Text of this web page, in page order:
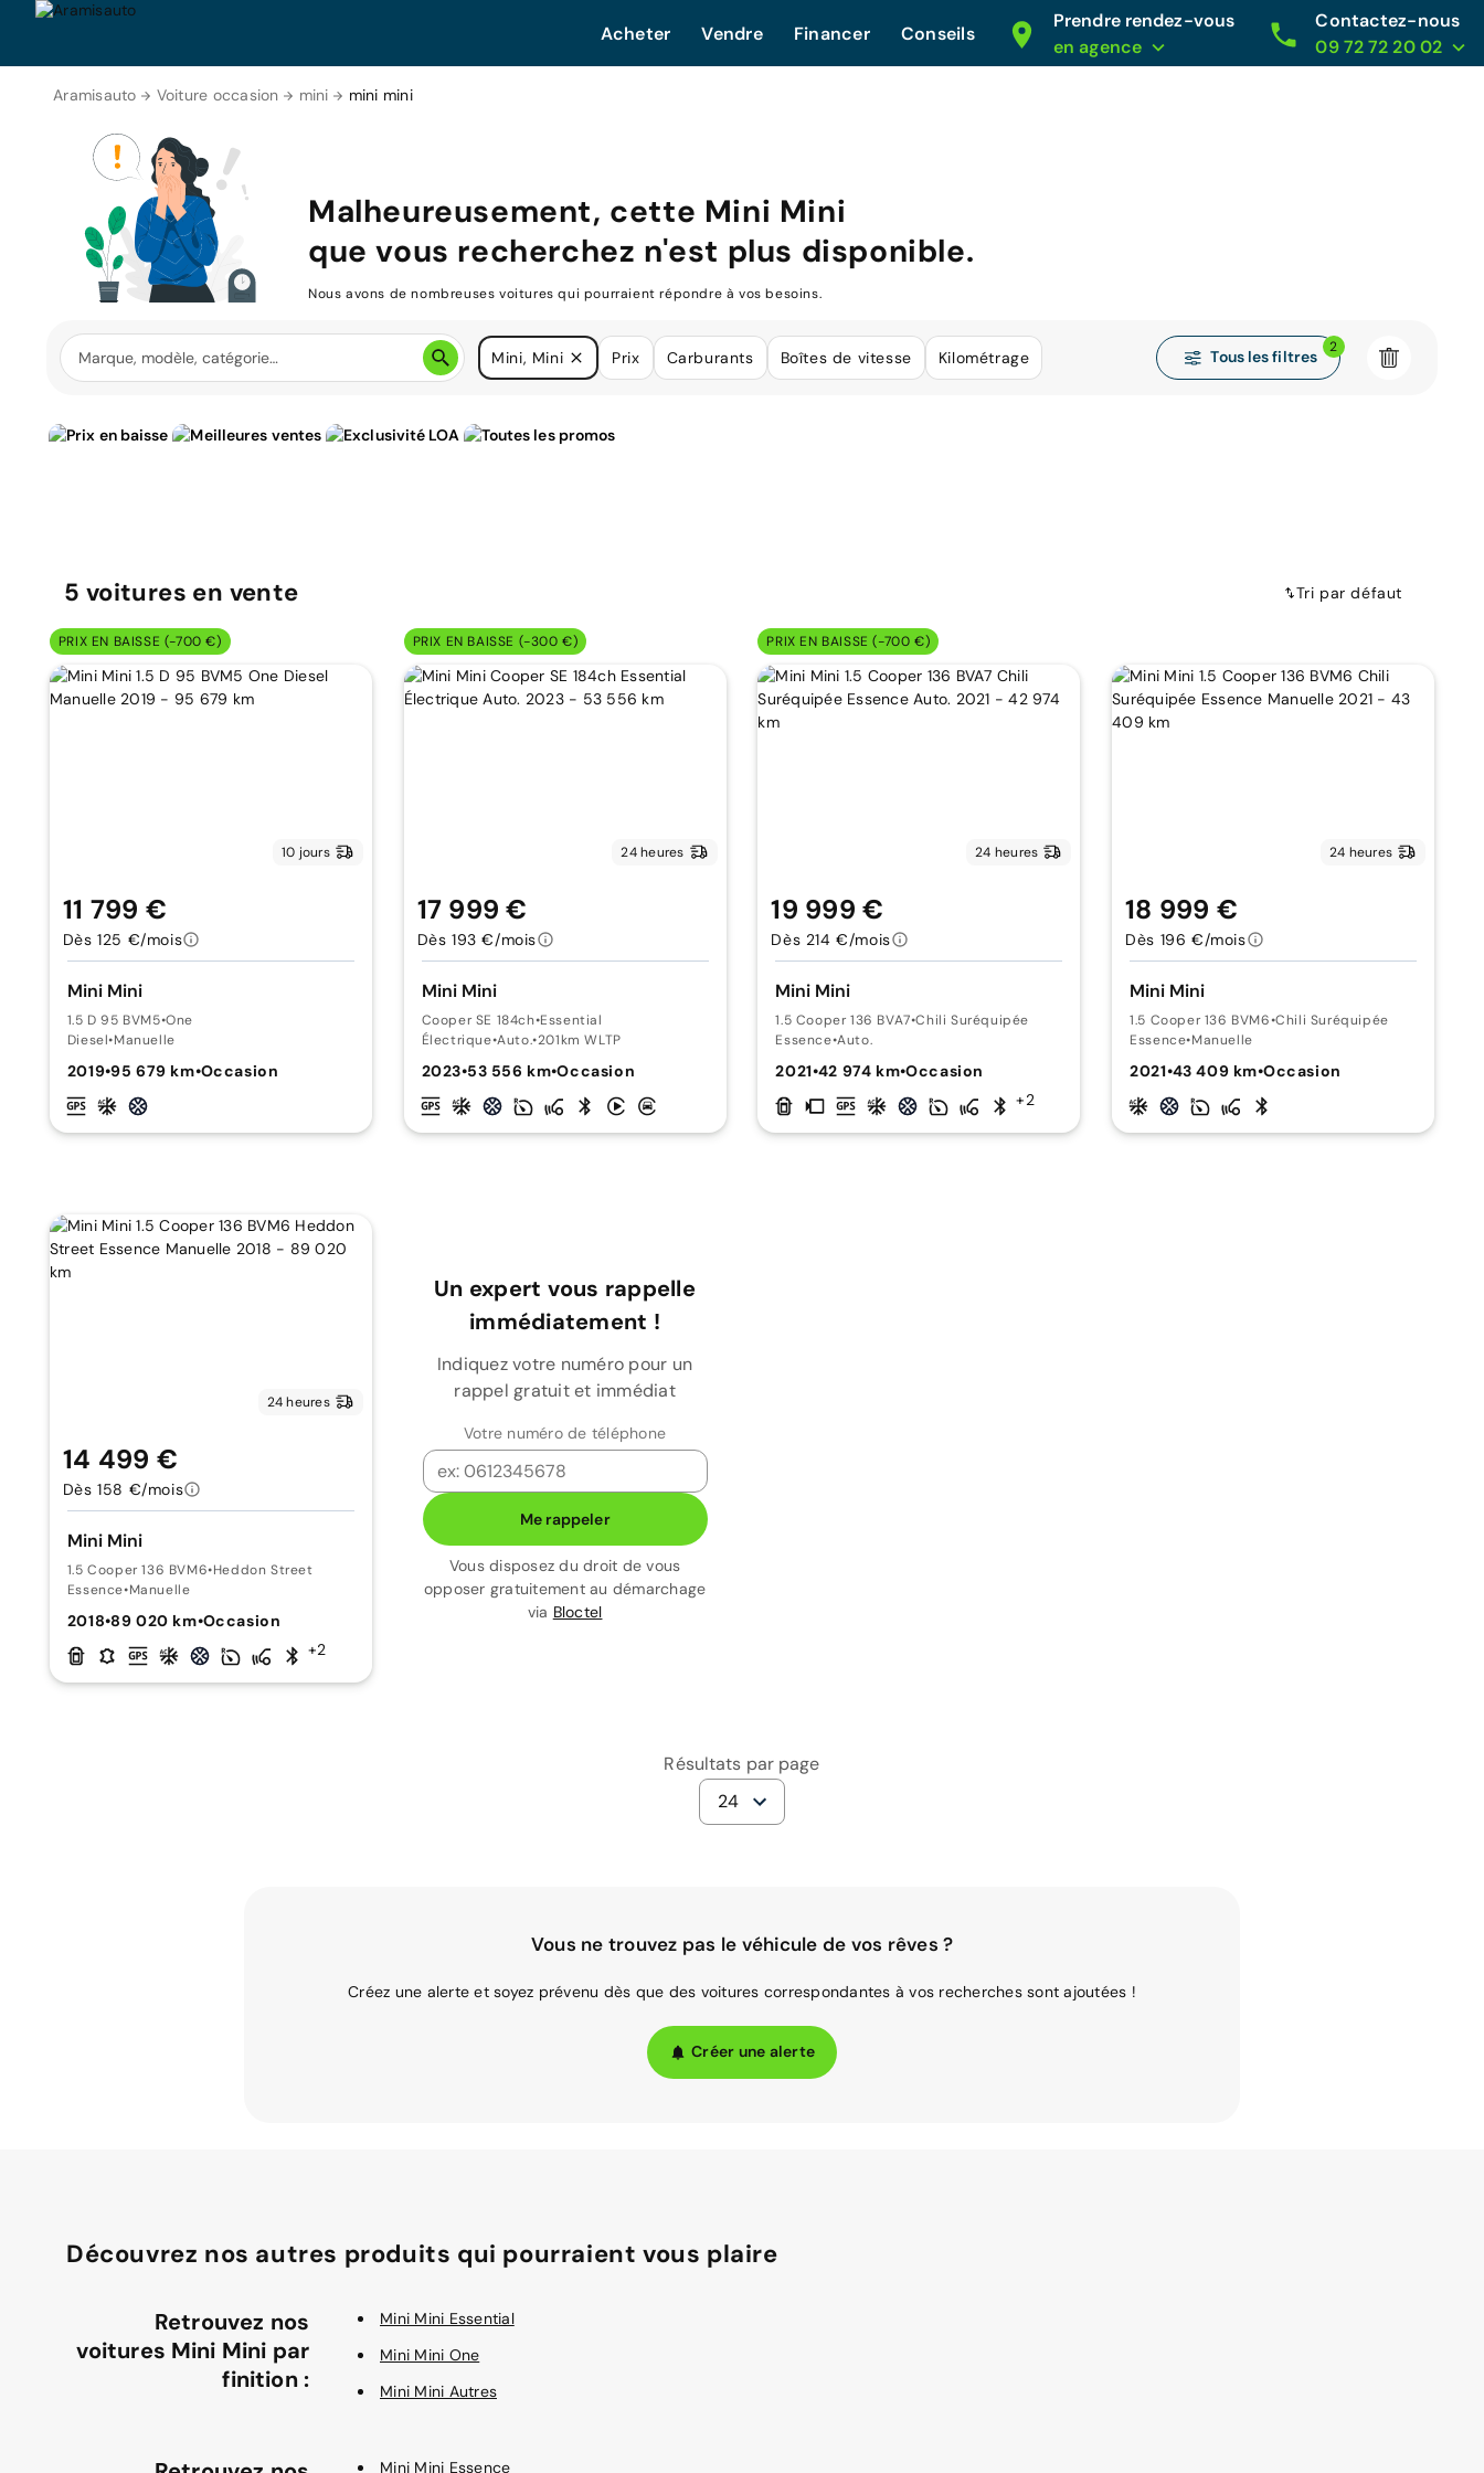
Acheter Vendre Financer Conseils
Prendre rendez-vous
en agence
Contactez-nous
09 72 72 20 02
Aramisauto Voiture occasion mini mini mini
Malheureusement, cette Mini Mini
que vous recherchez n'est plus disponible.
Nous avons de nombreuses voitures qui pourraient répondre à vos besoins.
Mini, Mini Prix Carburants Boîtes de vitesse Kilométrage Tous les filtres
2
5 voitures en vente Tri par défaut
PRIX EN BAISSE (-700 €)
10 jours
Mini Mini
1.5 D 95 BVM5•One
Diesel•Manuelle
2019•95 679 km•Occasion
11 799 €
Dès 125 €/mois
PRIX EN BAISSE (-300 €)
24 heures
Mini Mini
Cooper SE 184ch•Essential
Électrique•Auto.•201km WLTP
2023•53 556 km•Occasion
17 999 €
Dès 193 €/mois
PRIX EN BAISSE (-700 €)
24 heures
Mini Mini
1.5 Cooper 136 BVA7•Chili Suréquipée
Essence•Auto.
2021•42 974 km•Occasion
+2
19 999 €
Dès 214 €/mois
24 heures
Mini Mini
1.5 Cooper 136 BVM6•Chili Suréquipée
Essence•Manuelle
2021•43 409 km•Occasion
18 999 €
Dès 196 €/mois
24 heures
Mini Mini
1.5 Cooper 136 BVM6•Heddon Street
Essence•Manuelle
2018•89 020 km•Occasion
+2
14 499 €
Dès 158 €/mois
Un expert vous rappelle
immédiatement !
Indiquez votre numéro pour un
rappel gratuit et immédiat
Votre numéro de téléphone
Me rappeler
Vous disposez du droit de vous
opposer gratuitement au démarchage
via Bloctel
Résultats par page
24
Vous ne trouvez pas le véhicule de vos rêves ?
Créez une alerte et soyez prévenu dès que des voitures correspondantes à vos recherches sont ajoutées !
Créer une alerte
Découvrez nos autres produits qui pourraient vous plaire
Retrouvez nos
voitures Mini Mini par
finition :
Mini Mini Essential
Mini Mini One
Mini Mini Autres
Mini Mini Essence